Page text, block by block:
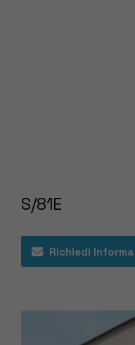
S/81E
Richiedi